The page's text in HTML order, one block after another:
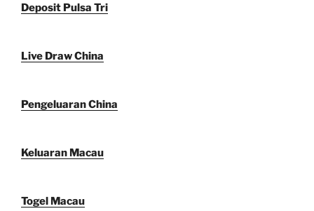
Deposit Pulsa Tri
Live Draw China
Pengeluaran China
Keluaran Macau
Togel Macau